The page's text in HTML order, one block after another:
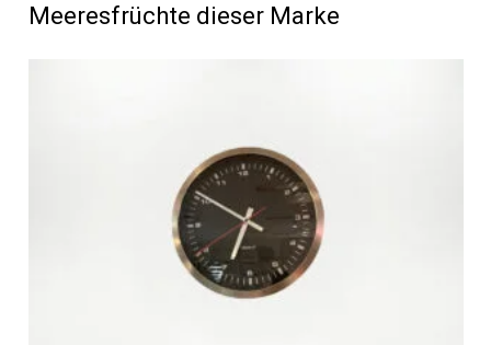
Meeresfrüchte dieser Marke